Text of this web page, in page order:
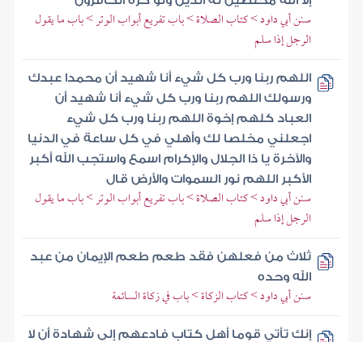
سنن أبي داود > كتاب الصلاة > باب تفريع أبواب الوتر > باب ما يقول
الرجل إذا سلم
اللهم ربنا ورب كل شيء أنا شهيد أن محمدا عبدك
ورسولك اللهم ربنا ورب كل شيء أنا شهيد أن
العباد كلهم إخوة اللهم ربنا ورب كل شيء
اجعلني مخلصا لك وأهلي في كل ساعة في الدنيا
والآخرة يا ذا الجلال والإكرام اسمع واستجب الله أكبر
الأكبر اللهم نور السموات والأرض قال
سنن أبي داود > كتاب الصلاة > باب تفريع أبواب الوتر > باب ما يقول
الرجل إذا سلم
ثلاث من فعلهن فقد طعم طعم الإيمان من عبد
الله وحده
سنن أبي داود > كتاب الزكاة > باب في زكاة السائمة
إنك تأتي قوما أهل كتاب فادعهم إلى شهادة أن لا